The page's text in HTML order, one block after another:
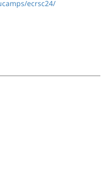
ecrsc24/